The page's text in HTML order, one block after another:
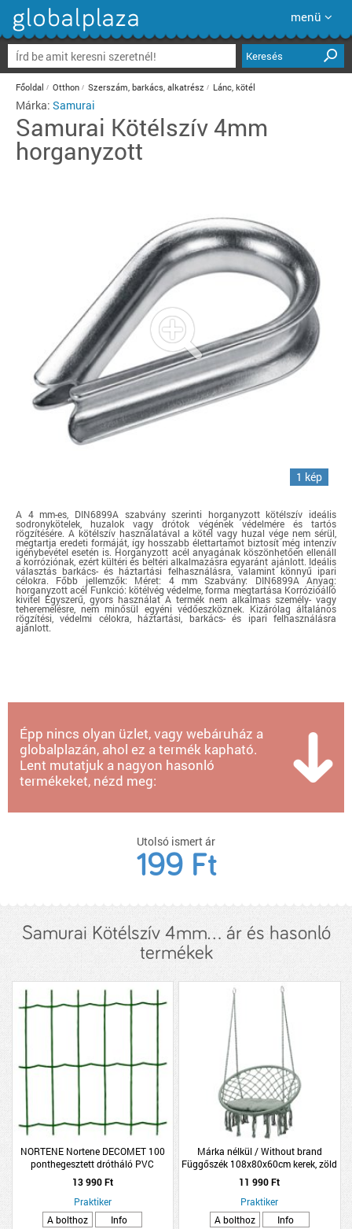
menü
Keresés
Főoldal Otthon Szerszám, barkács, alkatrész Lánc, kötél
Márka: Samurai
Samurai Kötélszív 4mm
horganyzott
1 kép
A 4 mm-es, DIN6899A szabvány szerinti horganyzott kötélszív ideális
sodronykötelek, huzalok vagy drótok végének védelmére és tartós
rögzítésére. A kötélszív használatával a kötél vagy huzal vége nem sérül,
megtartja eredeti formáját, így hosszabb élettartamot biztosít még intenzív
igénybevétel esetén is. Horganyzott acél anyagának köszönhetően ellenáll
a korróziónak, ezért kültéri és beltéri alkalmazásra egyaránt ajánlott. Ideális
választás barkács- és háztartási felhasználásra, valamint könnyű ipari
célokra. Főbb jellemzők: Méret: 4 mm Szabvány: DIN6899A Anyag:
horganyzott acél Funkció: kötélvég védelme, forma megtartása Korrózióálló
kivitel Egyszerű, gyors használat A termék nem alkalmas személy- vagy
teheremelésre, nem minősül egyéni védőeszköznek. Kizárólag általános
rögzítési, védelmi célokra, háztartási, barkács- és ipari felhasználásra
ajánlott.
Épp nincs olyan üzlet, vagy webáruház a
globalplazán, ahol ez a termék kapható.
Lent mutatjuk a nagyon hasonló
termékeket, nézd meg:
Utolsó ismert ár
199 Ft
Samurai Kötélszív 4mm... ár és hasonló
termékek
NORTENE Nortene DECOMET 100
ponthegesztett drótháló PVC
bevonattal zöld 1x10m
13 990 Ft
Praktiker
A bolthoz
Info
Márka nélkül / Without brand
Függőszék 108x80x60cm kerek, zöld
11 990 Ft
Praktiker
A bolthoz
Info